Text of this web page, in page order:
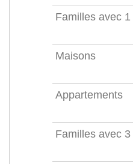
Familles avec
Maisons
Appartements
Familles avec